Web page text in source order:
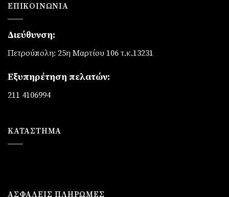
ΕΠΙΚΟΙΝΩΝΊΑ
Διεύθυνση:
Πετρούπολη: 25η Μαρτίου 106 τ.κ.13231
Εξυπηρέτηση πελατών:
211 4106994
ΚΑΤΆΣΤΗΜΑ
ΑΣΦΑΛΕΙΣ ΠΛΗΡΩΜΕΣ